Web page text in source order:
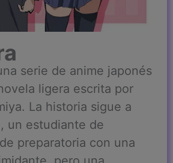
serie de anime japonés
ligera escrita por
La historia sigue a
un estudiante de
preparatoria con una